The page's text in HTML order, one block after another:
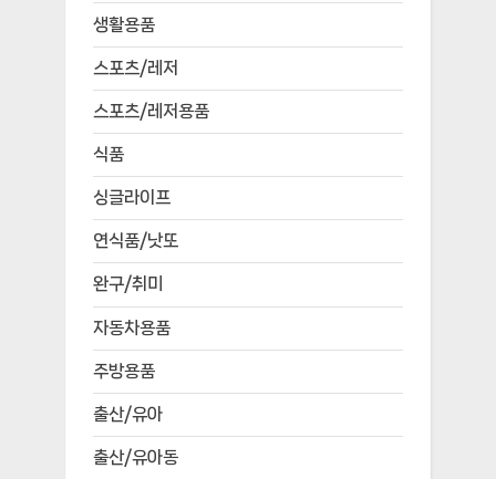
생활용품
스포츠/레저
스포츠/레저용품
식품
싱글라이프
연식품/낫또
완구/취미
자동차용품
주방용품
출산/유아
출산/유아동